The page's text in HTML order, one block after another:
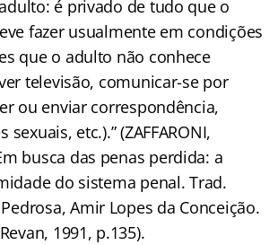
é privado de tudo que o
fazer usualmente em condições
que o adulto não conhece
televisão, comunicar-se por
ou enviar correspondência,
etc.).” (ZAFFARONI,
busca das penas perdida: a
do sistema penal. Trad.
Amir Lopes da Conceição.
1991, p.135).